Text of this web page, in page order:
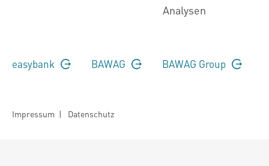
Analysen
easybank BAWAG BAWAG Group
Impressum | Datenschutz